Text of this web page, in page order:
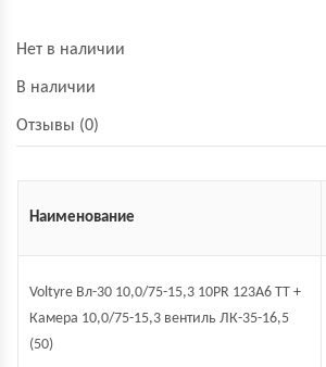
Нет в наличии
В наличии
Отзывы (0)
Наименование
Voltyre Вл-30 10,0/75-15,3 10PR 123A6 TT +
Камера 10,0/75-15,3 вентиль ЛК-35-16,5
(50)